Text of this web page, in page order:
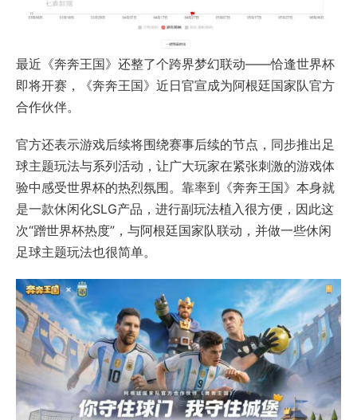
最近《奔奔王国》还整了个跨界梦幻联动——恰逢世界杯
即将开赛，《奔奔王国》近日官宣成为阿根廷国家队官方
合作伙伴。
官方还表示游戏后续将围绕赛事后续的节点，同步推出足
球主题玩法与系列活动，让广大玩家在紧张刺激的游戏体
验中感受世界杯的热烈氛围。靠率到《奔奔王国》本身就
是一款休闲化SLG产品，进行副玩法植入很方便，因此这
次“蹭世界杯热度”，与阿根廷国家队联动，并做一些休闲
足球主题玩法也很简单。